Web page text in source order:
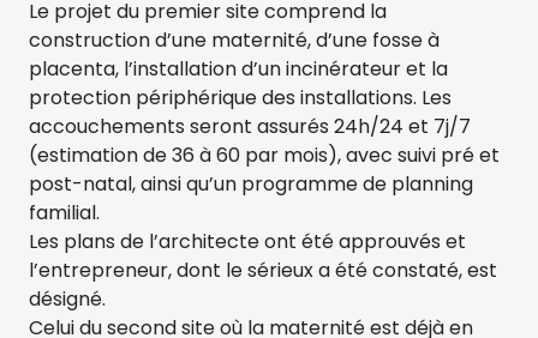
Le projet du premier site comprend la
construction d’une maternité, d’une fosse à
placenta, l’installation d’un incinérateur et la
protection périphérique des installations. Les
accouchements seront assurés 24h/24 et 7j/7
(estimation de 36 à 60 par mois), avec suivi pré et
post-natal, ainsi qu’un programme de planning
familial.
Les plans de l’architecte ont été approuvés et
l’entrepreneur, dont le sérieux a été constaté, est
désigné.
Celui du second site où la maternité est déjà en